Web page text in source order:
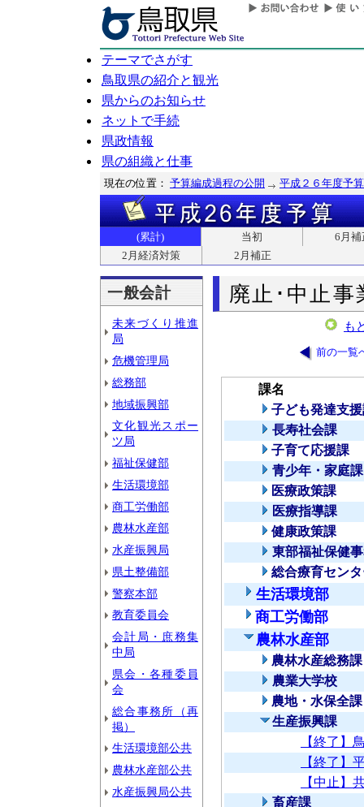
テーマでさがす
鳥取県の紹介と観光
県からのお知らせ
ネットで手続
県政情報
県の組織と仕事
現在の位置： 予算編成過程の公開 平成２６年度予算
(累計) 当初
6月補
2月経済対策
2月補正
一般会計
未来づくり推進
局
危機管理局
総務部
地域振興部
文化観光スポー
ツ局
福祉保健部
生活環境部
商工労働部
農林水産部
水産振興局
県土整備部
警察本部
教育委員会
会計局・庶務集
中局
県会・各種委員
会
総合事務所（再
掲）
生活環境部公共
農林水産部公共
水産振興局公共
廃止･中止事
も
前の一覧
課名
子ども発達支
長寿社会課
子育て応援課
青少年・家庭課
医療政策課
医療指導課
健康政策課
東部福祉保健
総合療育セン
生活環境部
商工労働部
農林水産部
農林水産総務課
農業大学校
農地・水保全課
生産振興課
【終了】
【終了】
【中止】
畜産課